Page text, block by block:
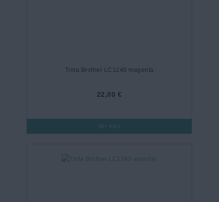
Tinta Brother LC1240 magenta
22,00 €
Ver más